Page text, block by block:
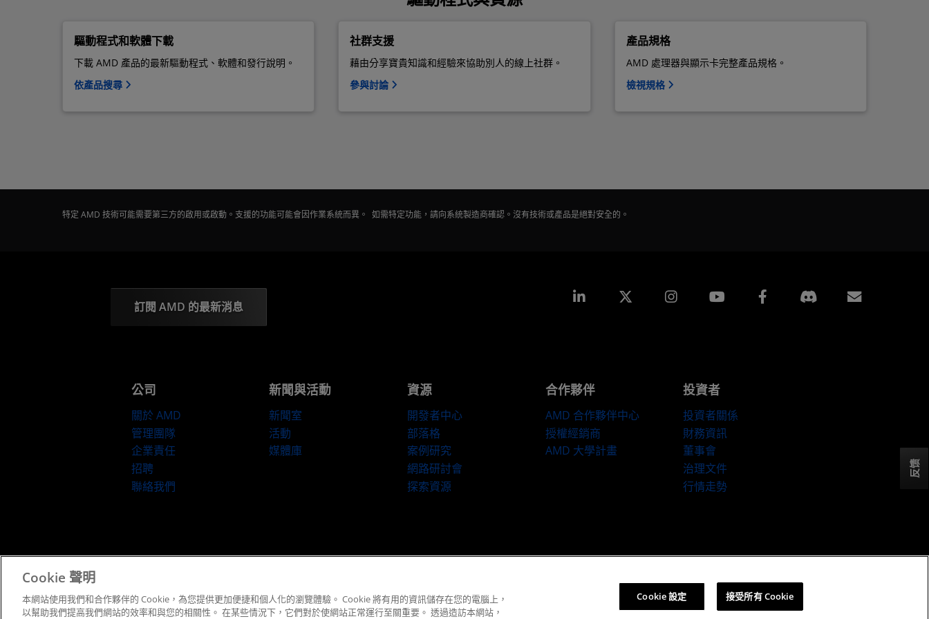
驅動程式和軟體下載
下載 AMD 產品的最新驅動程式、軟體和發行說明。
依產品搜尋
社群支援
藉由分享寶貴知識和經驗來協助別人的線上社群。
參與討論
產品規格
AMD 處理器與顯示卡完整產品規格。
檢視規格
特定 AMD 技術可能需要第三方的啟用或啟動。支援的功能可能會因作業系統而異。 如需特定功能，請向系統製造商確認。沒有技術或產品是絕對安全的。
訂閱 AMD 的最新消息
Linkedin Instagram Facebook
公司
關於 AMD
管理團隊
企業責任
招聘
聯絡我們
新聞與活動
新聞室
活動
媒體庫
資源
開發者中心
部落格
案例研究
網路研討會
探索資源
合作夥伴
AMD 合作夥伴中心
授權經銷商
AMD 大學計畫
投資者
投資者關係
財務資訊
董事會
治理文件
行情走勢
© 2026 Advanced Micro Devices, Inc.
反馈
Cookie 聲明
本網站使用我們和合作夥伴的 Cookie，為您提供更加便捷和個人化的瀏覽體驗。 Cookie 將有用的資訊儲存在您的電腦上，
以幫助我們提高我們網站的效率和與您的相關性。 在某些情況下，它們對於使網站正常運行至關重要。 透過造訪本網站，
Cookie 設定 接受所有 Cookie